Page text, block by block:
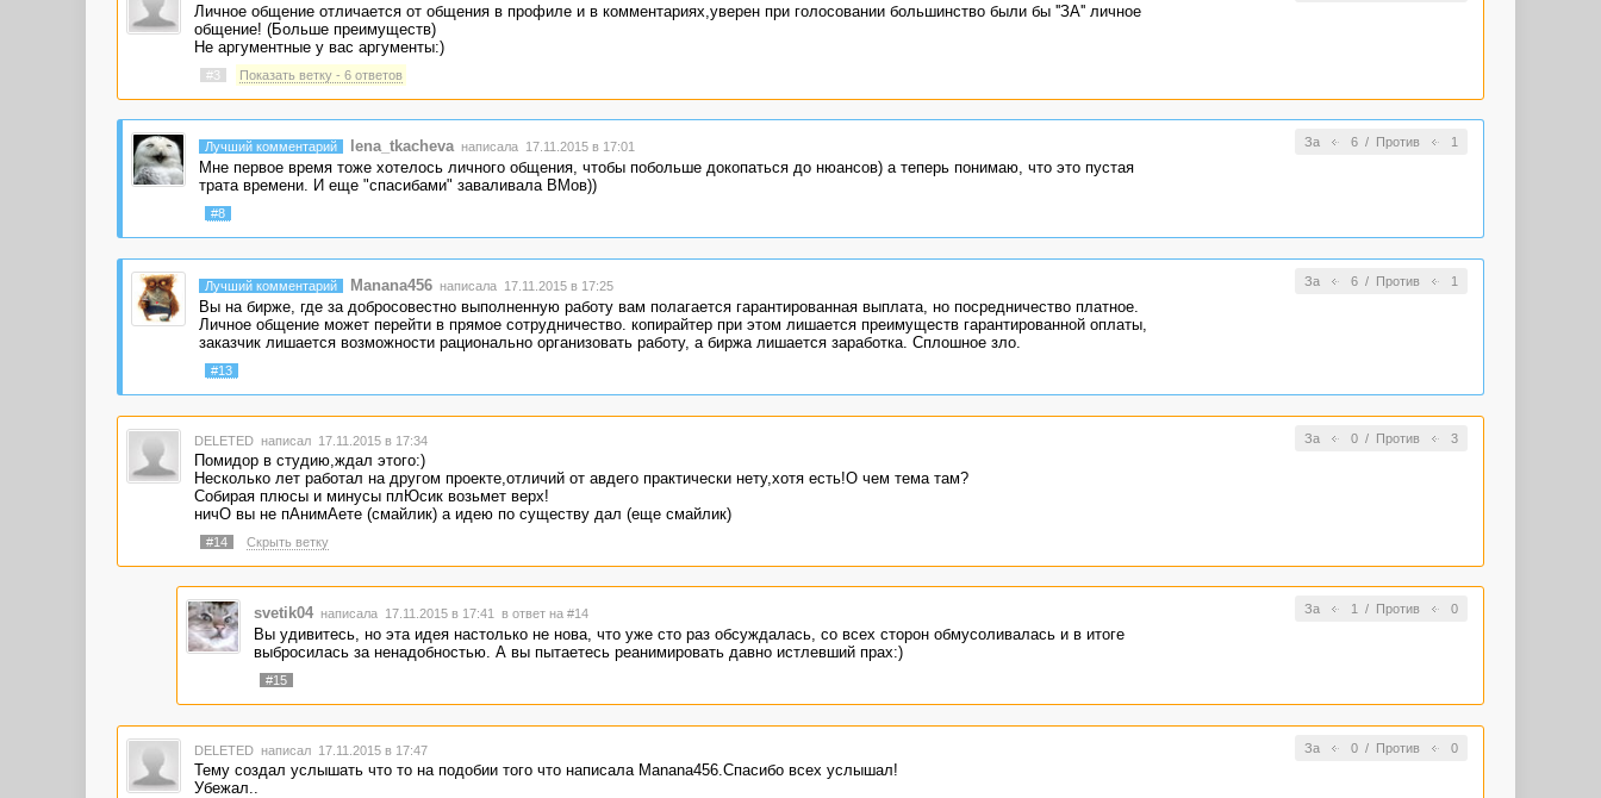
Личное общение отличается от общения в профиле и в комментариях,уверен при голосовании большинство были бы ''ЗА'' личное
общение! (Больше преимуществ)
Не аргументные у вас аргументы:)
#3 Показать ветку - 6 ответов
За 6/ Против 1
Лучший комментарий lena_tkacheva написала 17.11.2015 в 17:01
Мне первое время тоже хотелось личного общения, чтобы побольше докопаться до нюансов) а теперь понимаю, что это пустая
трата времени. И еще "спасибами" заваливала ВМов))
#8
За 6/ Против 1
Лучший комментарий Manana456 написала 17.11.2015 в 17:25
Вы на бирже, где за добросовестно выполненную работу вам полагается гарантированная выплата, но посредничество платное.
Личное общение может перейти в прямое сотрудничество. копирайтер при этом лишается преимуществ гарантированной оплаты,
заказчик лишается возможности рационально организовать работу, а биржа лишается заработка. Сплошное зло.
#13
За 0/ Против 3
DELETED написал 17.11.2015 в 17:34
Помидор в студию,ждал этого:)
Несколько лет работал на другом проекте,отличий от авдего практически нету,хотя есть!О чем тема там?
Собирая плюсы и минусы плЮсик возьмет верх!
ничО вы не пАнимАете (смайлик) а идею по существу дал (еще смайлик)
#14 Скрыть ветку
За 1 / Против 0
svetik04 написала 17.11.2015 в 17:41 в ответ на #14
Вы удивитесь, но эта идея настолько не нова, что уже сто раз обсуждалась, со всех сторон обмусоливалась и в итоге
выбросилась за ненадобностью. А вы пытаетесь реанимировать давно истлевший прах:)
#15
За 0/ Против 0
DELETED написал 17.11.2015 в 17:47
Тему создал услышать что то на подобии того что написала Manana456.Спасибо всех услышал!
Убежал..